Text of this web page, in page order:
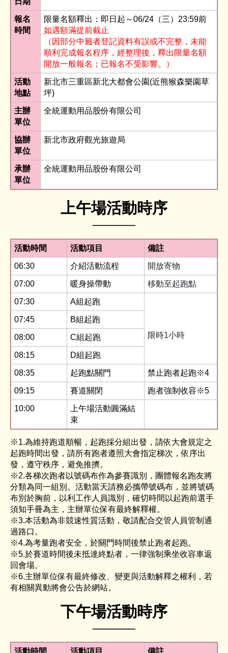
報名
時間
限量名額釋出：即日起～06/24（三）23:59前
如遇額滿提前截止
（因部分中籤者登記資料有誤或不完整，未能
順利完成報名程序，經整理後，釋出限量名額
開放一般報名；已報名不受影響。）
活動
地點
新北市三重區新北大都會公園(近熊猴森樂園草
坪)
主辦
單位
全統運動用品股份有限公司
協辦
單位
新北市政府觀光旅遊局
承辦
單位
全統運動用品股份有限公司
上午場活動時序
活動時間 活動項目 備註
06:30 介紹活動流程 開放寄物
07:00 暖身操帶動 移動至起跑點
07:30 A組起跑
限時1小時
07:45 B組起跑
08:00 C組起跑
08:15 D組起跑
08:35 起跑點關門 禁止跑者起跑※4
09:15 賽道關閉 跑者強制收容※5
10:00
上午場活動圓滿結
束
※1.為維持跑道順暢，起跑採分組出發，請依大會規定之
起跑時間出發，請所有跑者遵照大會指定梯次，依序出
發，遵守秩序，避免推擠。
※2.各梯次跑者以號碼布作為參賽識別，團體報名跑友將
分類為同一組別。活動當天請務必攜帶號碼布，並將號碼
布別於胸前，以利工作人員識別，確切時間以起跑前選手
須知手冊為主，主辦單位保有最終解釋權。
※3.本活動為非競速性質活動，敬請配合交管人員管制通
過路口。
※4.為考量跑者安全，於關門時間後禁止跑者起跑。
※5.於賽道時間後未抵達終點者，一律強制乘坐收容車返
回會場。
※6.主辦單位保有最終修改、變更與活動解釋之權利，若
有相關異動將會公告於網站。
下午場活動時序